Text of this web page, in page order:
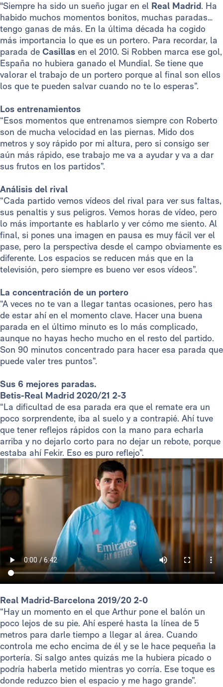
"Siempre ha sido un sueño jugar en el Real Madrid. Ha
habido muchos momentos bonitos, muchas paradas…
tengo ganas de más. En la última década ha cogido
más importancia lo que es un portero. Para recordar, la
parada de Casillas en el 2010. Si Robben marca ese gol,
España no hubiera ganado el Mundial. Se tiene que
valorar el trabajo de un portero porque al final son ellos
los que te pueden salvar cuando no te lo esperas”.
Los entrenamientos
“Esos momentos que entrenamos siempre con Roberto
son de mucha velocidad en las piernas. Mido dos
metros y soy rápido por mi altura, pero si consigo ser
aún más rápido, ese trabajo me va a ayudar y va a dar
sus frutos en los partidos”.
Análisis del rival
“Cada partido vemos vídeos del rival para ver sus faltas,
sus penaltis y sus peligros. Vemos horas de vídeo, pero
lo más importante es hablarlo y ver cómo me siento. Al
final, si pones una imagen en pausa es muy fácil ver el
pase, pero la perspectiva desde el campo obviamente es
diferente. Los espacios se reducen más que en la
televisión, pero siempre es bueno ver esos vídeos”.
La concentración de un portero
“A veces no te van a llegar tantas ocasiones, pero has
de estar ahí en el momento clave. Hacer una buena
parada en el último minuto es lo más complicado,
aunque no hayas hecho mucho en el resto del partido.
Son 90 minutos concentrado para hacer esa parada que
puede valer tres puntos”.
Sus 6 mejores paradas.
Betis-Real Madrid 2020/21 2-3
“La dificultad de esa parada era que el remate era un
poco sorprendente, iba al suelo y a contrapié. Ahí tuve
que tener reflejos rápidos con la mano para echarla
arriba y no dejarlo corto para no dejar un rebote, porque
estaba ahí Fekir. Eso es puro reflejo”.
Real Madrid-Barcelona 2019/20 2-0
“Hay un momento en el que Arthur pone el balón un
poco lejos de su pie. Ahí esperé hasta la línea de 5
metros para darle tiempo a llegar al área. Cuando
controla me echo encima de él y se le hace pequeña la
portería. Si salgo antes quizás me la hubiera picado o
podría haberla metido mientras yo corría. Ese toque es
donde reduzco bien el espacio y me hago grande”.